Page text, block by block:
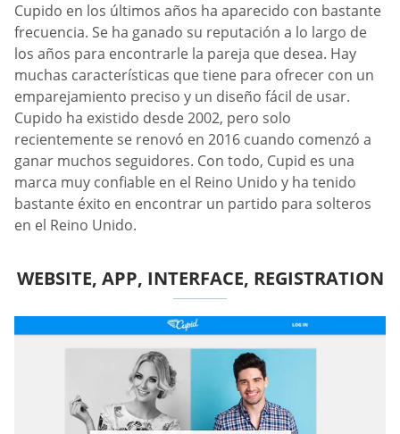
Cupido en los últimos años ha aparecido con bastante
frecuencia. Se ha ganado su reputación a lo largo de
los años para encontrarle la pareja que desea. Hay
muchas características que tiene para ofrecer con un
emparejamiento preciso y un diseño fácil de usar.
Cupido ha existido desde 2002, pero solo
recientemente se renovó en 2016 cuando comenzó a
ganar muchos seguidores. Con todo, Cupid es una
marca muy confiable en el Reino Unido y ha tenido
bastante éxito en encontrar un partido para solteros
en el Reino Unido.
WEBSITE, APP, INTERFACE, REGISTRATION